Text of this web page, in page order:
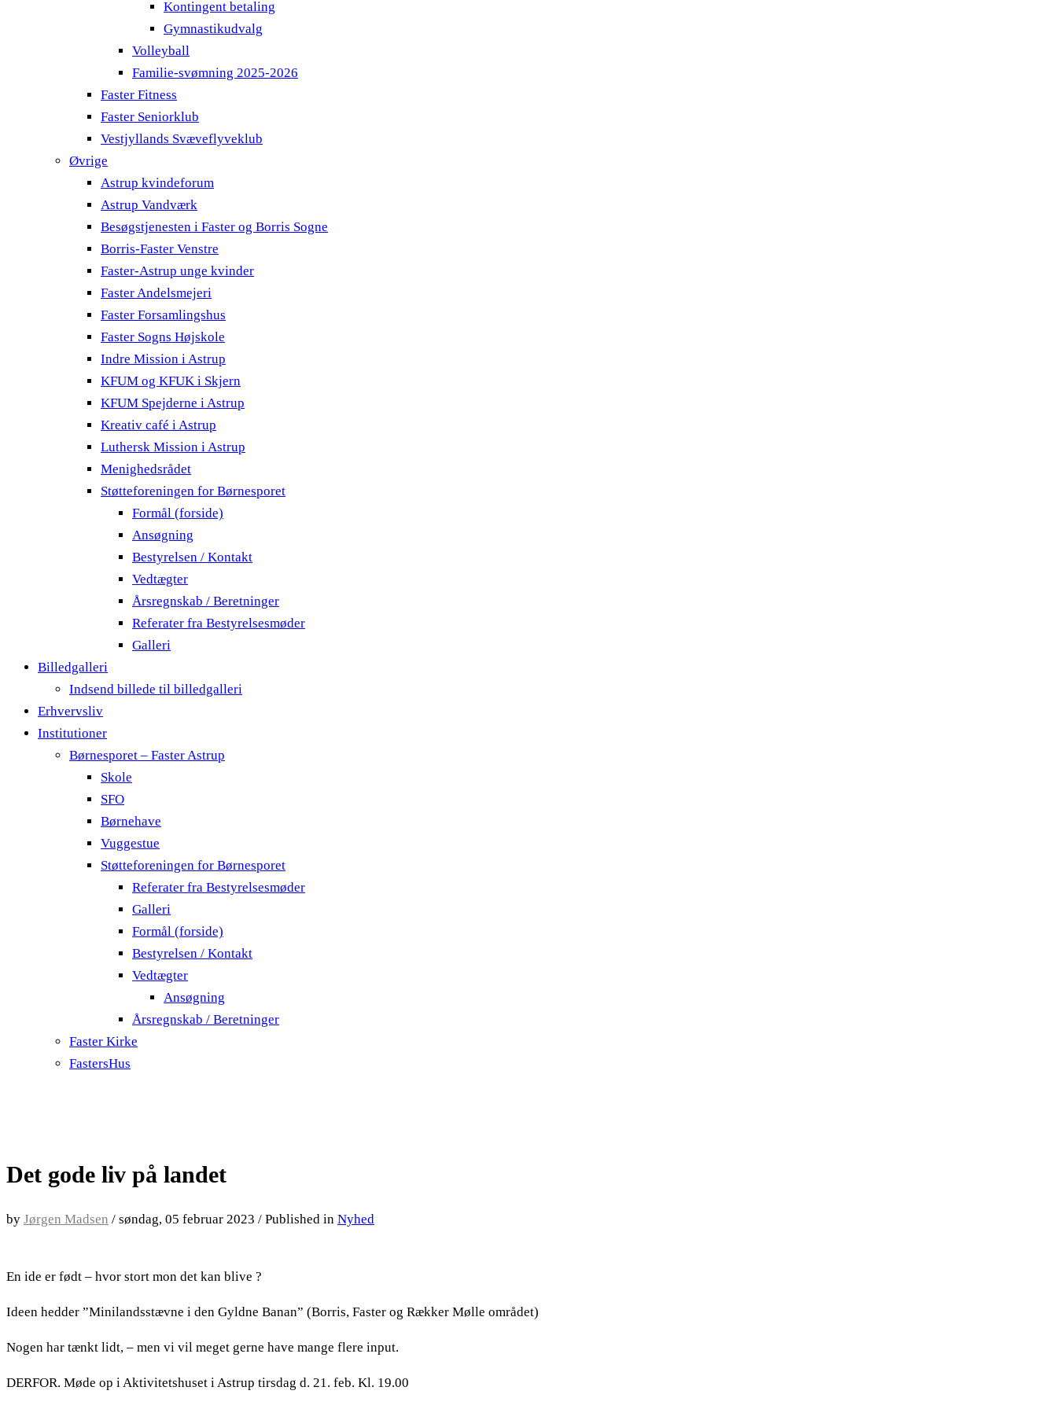
Kontingent betaling
Gymnastikudvalg
Volleyball
Familie-svømning 2025-2026
Faster Fitness
Faster Seniorklub
Vestjyllands Svæveflyveklub
Øvrige
Astrup kvindeforum
Astrup Vandværk
Besøgstjenesten i Faster og Borris Sogne
Borris-Faster Venstre
Faster-Astrup unge kvinder
Faster Andelsmejeri
Faster Forsamlingshus
Faster Sogns Højskole
Indre Mission i Astrup
KFUM og KFUK i Skjern
KFUM Spejderne i Astrup
Kreativ café i Astrup
Luthersk Mission i Astrup
Menighedsrådet
Støtteforeningen for Børnesporet
Formål (forside)
Ansøgning
Bestyrelsen / Kontakt
Vedtægter
Årsregnskab / Beretninger
Referater fra Bestyrelsesmøder
Galleri
Billedgalleri
Indsend billede til billedgalleri
Erhvervsliv
Institutioner
Børnesporet – Faster Astrup
Skole
SFO
Børnehave
Vuggestue
Støtteforeningen for Børnesporet
Referater fra Bestyrelsesmøder
Galleri
Formål (forside)
Bestyrelsen / Kontakt
Vedtægter
Ansøgning
Årsregnskab / Beretninger
Faster Kirke
FastersHus
Det gode liv på landet
by Jørgen Madsen / søndag, 05 februar 2023 / Published in Nyhed
En ide er født – hvor stort mon det kan blive ?
Ideen hedder ”Minilandsstævne i den Gyldne Banan” (Borris, Faster og Rækker Mølle området)
Nogen har tænkt lidt, – men vi vil meget gerne have mange flere input.
DERFOR. Møde op i Aktivitetshuset i Astrup tirsdag d. 21. feb. Kl. 19.00